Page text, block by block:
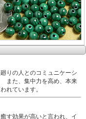
りの人とのコミュニケーシ
また、集中力を高め、本来
れています。
す効果が高いと言われ、イ